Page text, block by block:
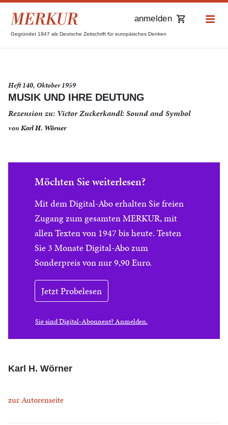
Gegründet 1947 als Deutsche Zeitschrift für europäisches Denken
anmelden
Heft 140, Oktober 1959
MUSIK UND IHRE DEUTUNG
Rezension zu: Victor Zuckerkandl: Sound and Symbol
vonKarl H. Wörner
Möchten Sie weiterlesen?
Mit dem Digital-Abo erhalten Sie freien
Zugang zum gesamten MERKUR, mit
allen Texten von 1947 bis heute. Testen
Sie 3 Monate Digital-Abo zum
Sonderpreis von nur 9,90 Euro.
Jetzt Probelesen
Sie sind Digital-Abonnent? Anmelden.
Karl H. Wörner
zur Autorenseite